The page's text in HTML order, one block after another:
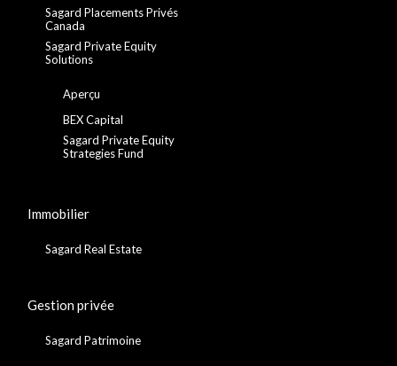
Sagard Placements Privés
Canada
Sagard Private Equity
Solutions
Aperçu
BEX Capital
Sagard Private Equity
Strategies Fund
Immobilier
Sagard Real Estate
Gestion privée
Sagard Patrimoine